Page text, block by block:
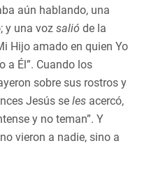
aún hablando, una
y una voz salió de la
Hijo amado en quien Yo
a Él”. Cuando los
sobre sus rostros y
Jesús se les acercó,
y no teman”. Y
vieron a nadie, sino a